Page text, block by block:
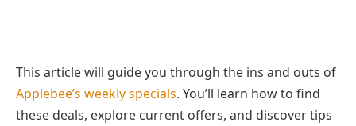
This article will guide you through the ins and outs of
Applebee’s weekly specials. You’ll learn how to find
these deals, explore current offers, and discover tips